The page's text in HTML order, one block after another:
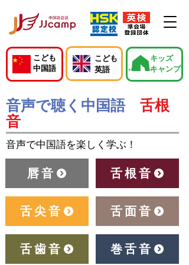
こども
中国語
こども
英語
キッズ
キャンプ
音声で聴く中国語 舌根
音
音声で中国語を楽しく学ぶ！
唇音 舌根音
舌尖音 舌面音
舌歯音 巻舌音